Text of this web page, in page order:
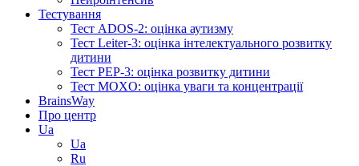
Тестування
Тест ADOS-2: оцінка аутизму
Тест Leiter-3: оцінка інтелектуального розвитку
дитини
Тест PEP-3: оцінка розвитку дитини
Тест MOXO: оцінка уваги та концентрації
BrainsWay
Про центр
Ua
Ua
Ru